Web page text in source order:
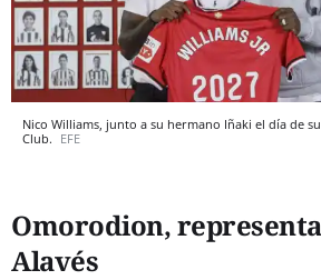
Nico Williams, junto a su hermano Iñaki el día de
Club. EFE
Omorodion,
Alavés